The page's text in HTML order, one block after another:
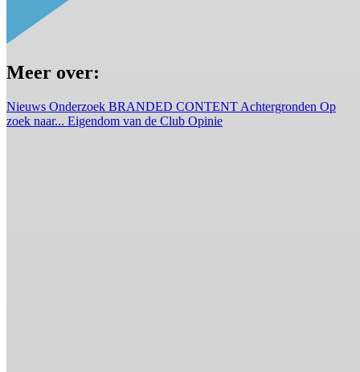
Meer over:
Nieuws Onderzoek BRANDED CONTENT Achtergronden Op
zoek naar... Eigendom van de Club Opinie